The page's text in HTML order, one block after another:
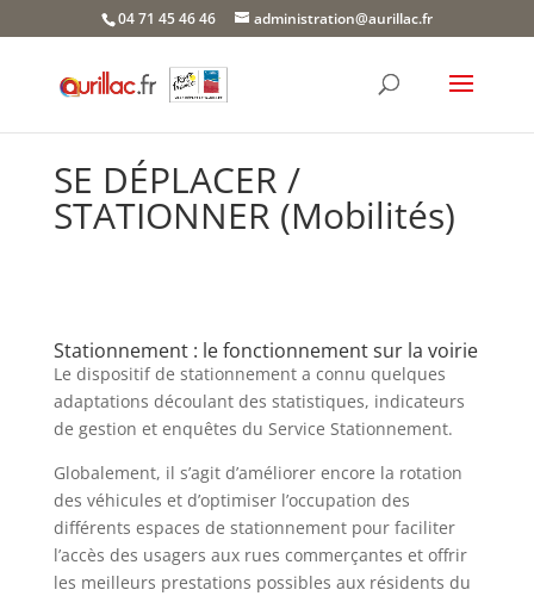
04 71 45 46 46 administration@aurillac.fr
SE DÉPLACER /
STATIONNER (Mobilités)
Stationnement : le fonctionnement sur la voirie
Le dispositif de stationnement a connu quelques
adaptations découlant des statistiques, indicateurs
de gestion et enquêtes du Service Stationnement.
Globalement, il s’agit d’améliorer encore la rotation
des véhicules et d’optimiser l’occupation des
différents espaces de stationnement pour faciliter
l’accès des usagers aux rues commerçantes et offrir
les meilleurs prestations possibles aux résidents du